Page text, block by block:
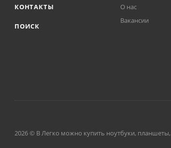
КОНТАКТЫ
ПОИСК
О нас
Вакансии
2026 © В Легко можно купить ноутбуки,